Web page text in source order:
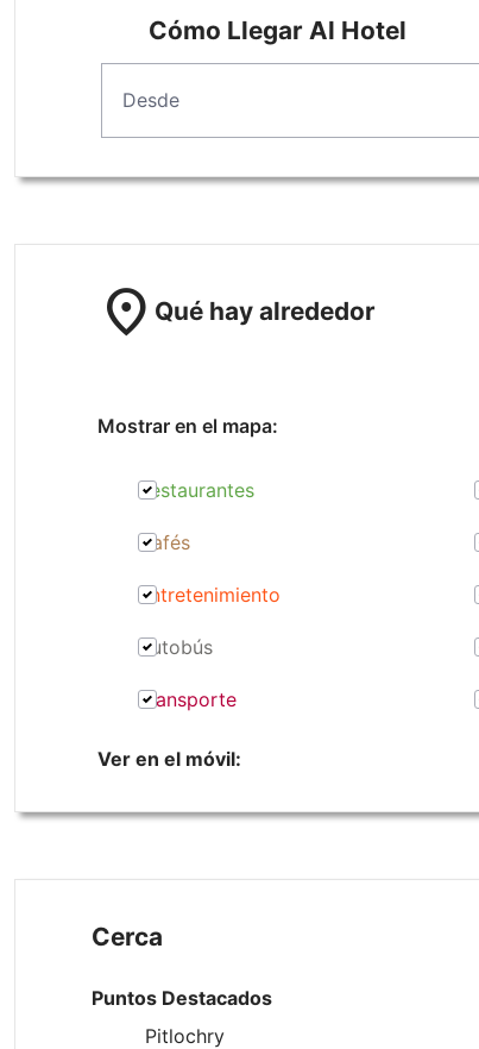
Cómo Llegar Al Hotel
location_on Qué hay alrededor
Mostrar en el mapa:
Restaurantes
Cafés
Entretenimiento
Autobús
Transporte
Ver en el móvil:
Cerca
Puntos Destacados
Pitlochry